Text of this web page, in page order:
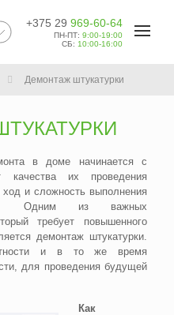
+375 29 969-60-64
ПН-ПТ: 9:00-19:00
СБ: 10:00-16:00
Демонтаж штукатурки
в доме начинается с
качества их проведения
и сложность выполнения
Одним из важных
требует повышенного
демонтаж штукатурки.
и в то же время
для проведения будущей
Как